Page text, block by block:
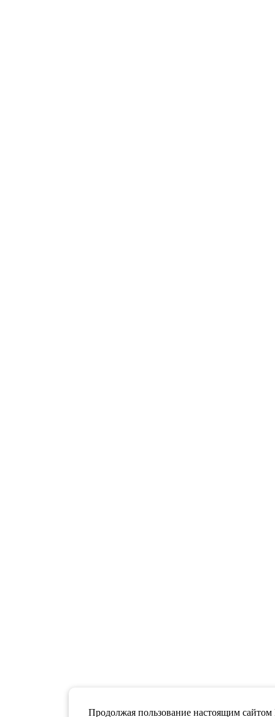
Продолжая пользование настоящим